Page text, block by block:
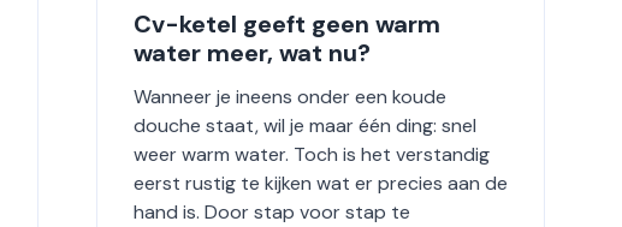
Cv-ketel geeft geen warm
water meer, wat nu?
Wanneer je ineens onder een koude
douche staat, wil je maar één ding: snel
weer warm water. Toch is het verstandig
eerst rustig te kijken wat er precies aan de
hand is. Door stap voor stap te